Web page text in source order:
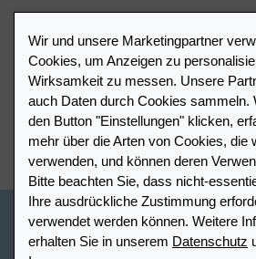
Händlerportal
Meinen Leuchtturm
Wir und unsere Marketingpartner
Cookies, um Anzeigen zu
Wirksamkeit zu messen. Unsere
auch Daten durch Cookies sammeln.
den Button "Einstellungen" klicken,
mehr über die Arten von Cookies, die
verwenden, und können deren
Bitte beachten Sie, dass nicht-
Ihre ausdrückliche Zustimmung
verwendet werden können. Weitere
erhalten Sie in unserem Datenschutz
Schweiz - Deutsch